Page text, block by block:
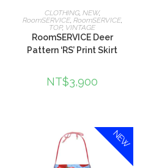
選擇規格
CLOTHING, NEW,
RoomSERVICE, RoomSERVICE,
TOP, VINTAGE
RoomSERVICE Deer
Pattern ‘RS’ Print Skirt
NT$3,900
NEW